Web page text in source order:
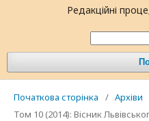
Редакційні
Початкова сторінка / Архіви
Том 10 (2014): Вісник